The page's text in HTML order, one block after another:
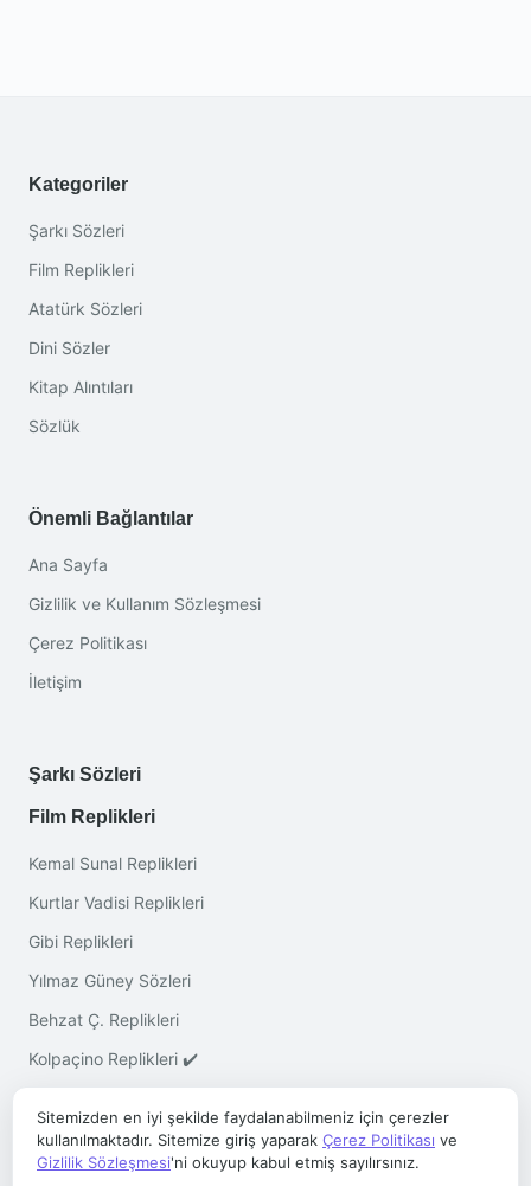
Kategoriler
Şarkı Sözleri
Film Replikleri
Atatürk Sözleri
Dini Sözler
Kitap Alıntıları
Sözlük
Önemli Bağlantılar
Ana Sayfa
Gizlilik ve Kullanım Sözleşmesi
Çerez Politikası
İletişim
Şarkı Sözleri
Film Replikleri
Kemal Sunal Replikleri
Kurtlar Vadisi Replikleri
Gibi Replikleri
Yılmaz Güney Sözleri
Behzat Ç. Replikleri
Kolpaçino Replikleri ✔️
Sitemizden en iyi şekilde faydalanabilmeniz için çerezler
kullanılmaktadır. Sitemize giriş yaparak Çerez Politikası ve
Gizlilik Sözleşmesi'ni okuyup kabul etmiş sayılırsınız.